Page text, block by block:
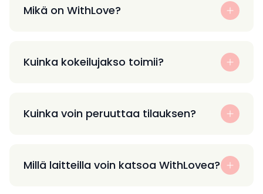
Mikä on WithLove?
Kuinka kokeilujakso toimii?
Kuinka voin peruuttaa tilauksen?
Millä laitteilla voin katsoa WithLovea?